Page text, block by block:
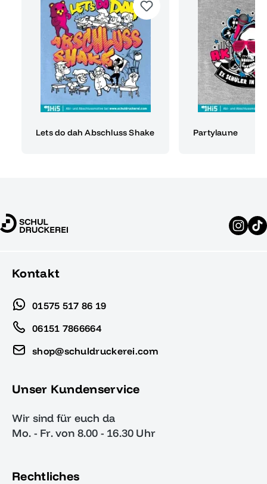
Lets do dah Abschluss Shake Partylaune
Kontakt
01575 517 86 19
06151 7866664
shop@schuldruckerei.com
Unser Kundenservice
Wir sind für euch da
Mo. - Fr. von 8.00 - 16.30 Uhr
Rechtliches